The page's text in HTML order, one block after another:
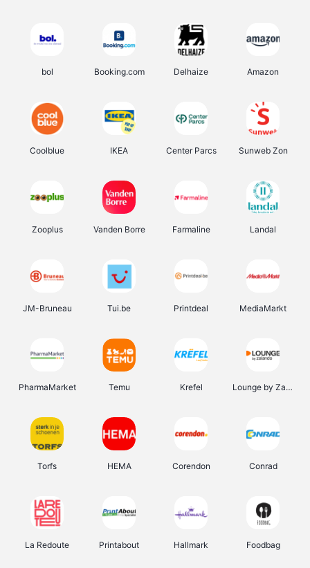
bol Booking.com Delhaize Amazon
Coolblue IKEA Center Parcs Sunweb Zon
Zooplus Vanden Borre Farmaline Landal
JM-Bruneau Tui.be Printdeal MediaMarkt
PharmaMarket Temu Krefel Lounge by Zalando
Torfs HEMA Corendon Conrad
La Redoute Printabout Hallmark Foodbag